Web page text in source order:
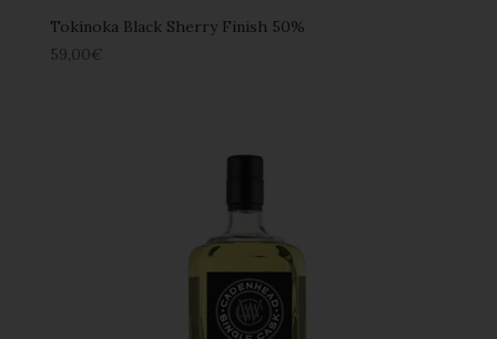
Tokinoka Black Sherry Finish 50%
59,00€